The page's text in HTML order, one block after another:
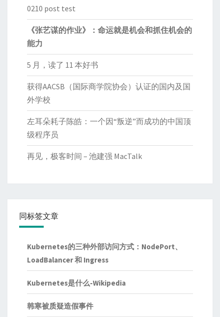
0210 post test
《张艺谋的作业》：命运就是机会和抓住机会的
能力
5 月，读了 11 本好书
获得AACSB（国际商学院协会）认证的国内及国
外学校
左耳朵耗子陈皓：一个因“叛逆”而成功的中国顶
级程序员
再见，极客时间 – 池建强 MacTalk
同标签文章
Kubernetes的三种外部访问方式：NodePort、
LoadBalancer 和 Ingress
Kubernetes是什么-Wikipedia
韩寒被质疑造假事件